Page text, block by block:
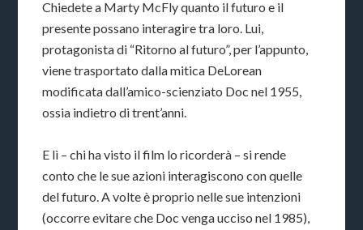
Chiedete a Marty McFly quanto il futuro e il
presente possano interagire tra loro. Lui,
protagonista di “Ritorno al futuro”, per l’appunto,
viene trasportato dalla mitica DeLorean
modificata dall’amico-scienziato Doc nel 1955,
ossia indietro di trent’anni.
E lì – chi ha visto il film lo ricorderà – si rende
conto che le sue azioni interagiscono con quelle
del futuro. A volte è proprio nelle sue intenzioni
(occorre evitare che Doc venga ucciso nel 1985),